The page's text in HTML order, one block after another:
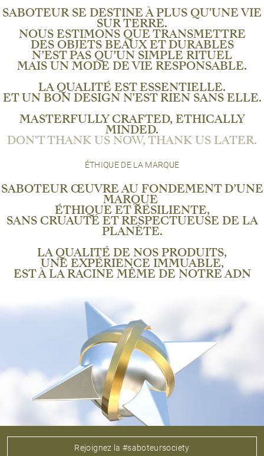
SABOTEUR SE DESTINE À PLUS QU'UNE VIE
SUR TERRE.
NOUS ESTIMONS QUE TRANSMETTRE
DES OBJETS BEAUX ET DURABLES
N’EST PAS QU’UN SIMPLE RITUEL
MAIS UN MODE DE VIE RESPONSABLE.
LA QUALITÉ EST ESSENTIELLE.
ET UN BON DESIGN N'EST RIEN SANS ELLE.
MASTERFULLY CRAFTED, ETHICALLY
MINDED.
DON'T THANK US NOW, THANK US LATER.
ÉTHIQUE DE LA MARQUE
SABOTEUR ŒUVRE AU FONDEMENT D’UNE
MARQUE
ÉTHIQUE ET RÉSILIENTE,
SANS CRUAUTÉ ET RESPECTUEUSE DE LA
PLANÈTE.
LA QUALITÉ DE NOS PRODUITS,
UNE EXPÉRIENCE IMMUABLE,
EST À LA RACINE MÊME DE NOTRE ADN
Rejoignez la #saboteursociety